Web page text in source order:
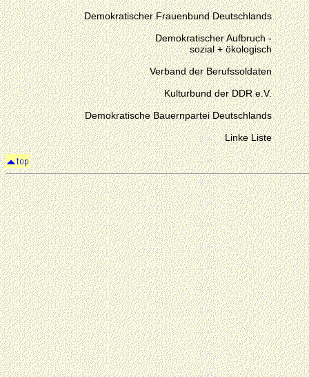
Demokratischer Frauenbund Deutschlands
Demokratischer Aufbruch -
sozial + ökologisch
Verband der Berufssoldaten
Kulturbund der DDR e.V.
Demokratische Bauernpartei Deutschlands
Linke Liste